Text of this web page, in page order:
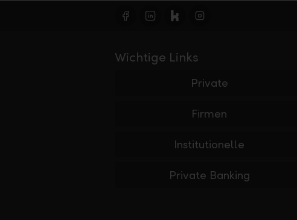
Wichtige Links
Private
Firmen
Institutionelle
Private Banking